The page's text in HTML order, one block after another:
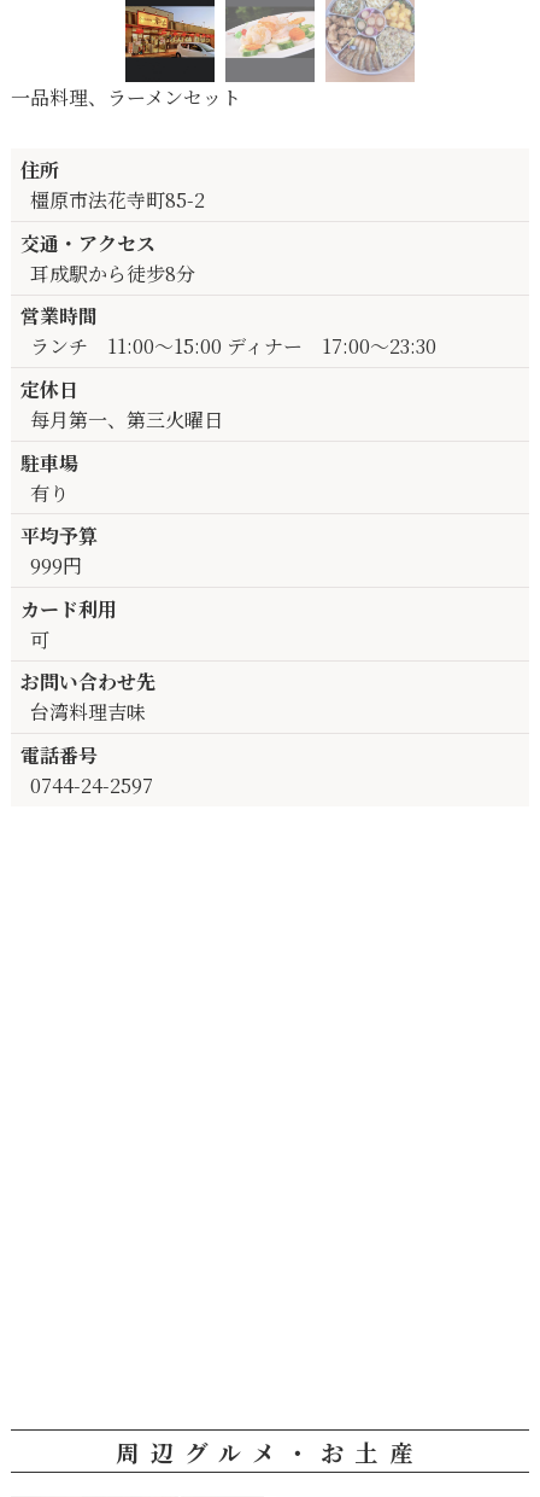
一品料理、ラーメンセット
住所
橿原市法花寺町85-2
交通・アクセス
耳成駅から徒步8分
営業時間
ランチ 11:00～15:00 ディナー 17:00～23:30
定休日
每月第一、第三火曜日
駐車場
有り
平均予算
999円
カード利用
可
お問い合わせ先
台湾料理吉味
電話番号
0744-24-2597
周辺グルメ・お土産